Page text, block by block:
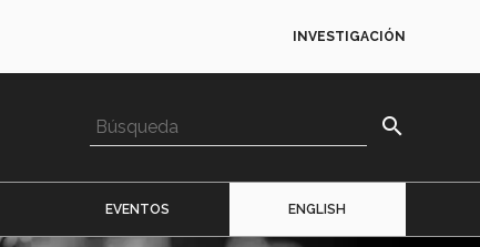
INVESTIGACIÓN
search
EVENTOS ENGLISH